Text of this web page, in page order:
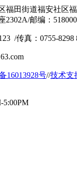
福田街道福安社区
2302A/邮编：518000
/传真：0755-8298
16013928号//技术支
5:00PM